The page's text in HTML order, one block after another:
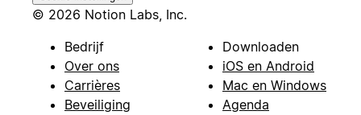
© 2026 Notion Labs, Inc.
Bedrijf
Over ons
Carrières
Beveiliging
Downloaden
iOS en Android
Mac en Windows
Agenda